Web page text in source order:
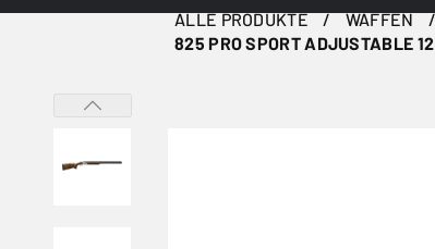
ALLE PRODUKTE WAFFEN
825 PRO SPORT ADJUSTABLE 12